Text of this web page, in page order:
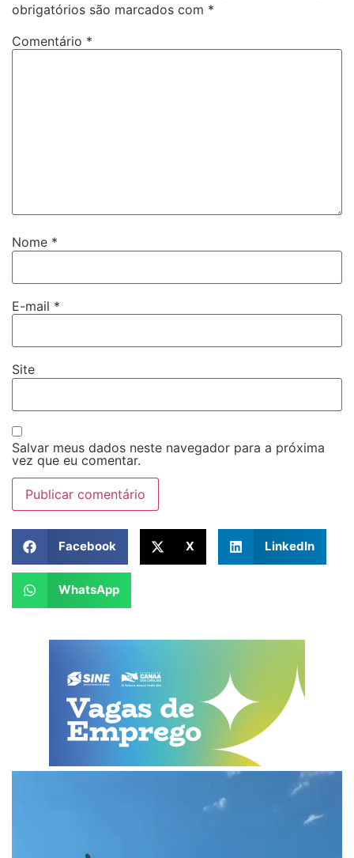
obrigatórios são marcados com *
Comentário *
Nome *
E-mail *
Site
Salvar meus dados neste navegador para a próxima
vez que eu comentar.
Facebook X LinkedIn
WhatsApp